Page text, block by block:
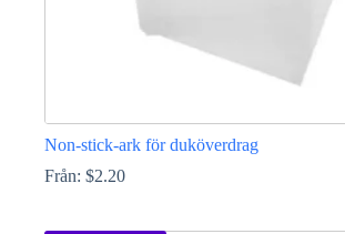
Non-stick-ark för duköverdrag
Från: $2.20